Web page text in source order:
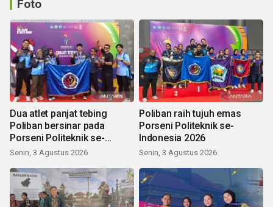
Foto
Dua atlet panjat tebing
Poliban bersinar pada
Porseni Politeknik se-
Indonesia 2026
Senin, 3 Agustus 2026
Poliban raih tujuh emas
Porseni Politeknik se-
Indonesia 2026
Senin, 3 Agustus 2026